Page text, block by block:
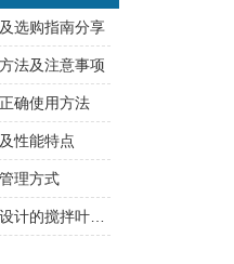
选购指南分享
法及注意事项
确使用方法
性能特点
理方式